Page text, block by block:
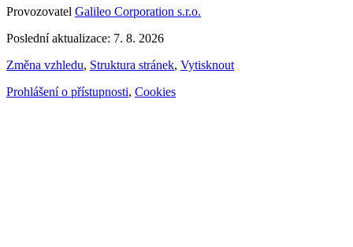
Provozovatel Galileo Corporation s.r.o.
Poslední aktualizace: 7. 8. 2026
Změna vzhledu, Struktura stránek, Vytisknout
Prohlášení o přístupnosti, Cookies